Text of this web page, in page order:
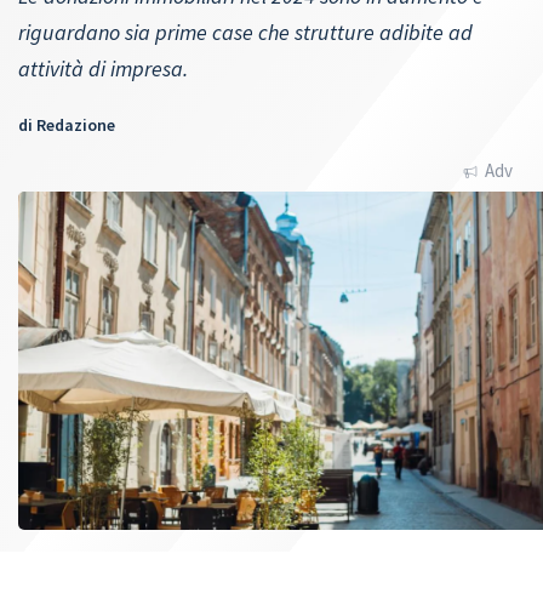
riguardano sia prime case che strutture adibite ad
attività di impresa.
di Redazione
Adv